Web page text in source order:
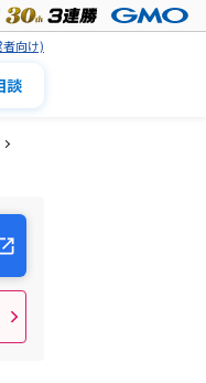
向け)
談